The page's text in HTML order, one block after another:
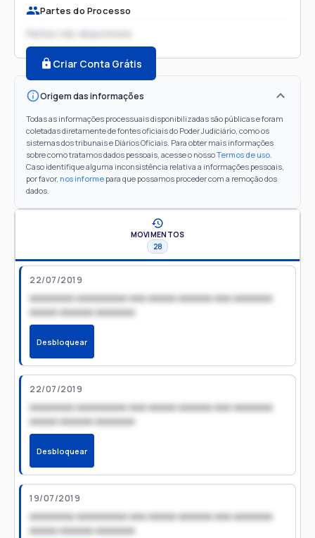
Partes do Processo
Partes não disponíveis
Criar Conta Grátis
Origem das informações
Todas as informações processuais disponibilizadas são públicas e foram
coletadas diretamente de fontes oficiais do Poder Judiciário, como os
sistemas dos tribunais e Diários Oficiais. Para obter mais informações
sobre como tratamos dados pessoais, acesse o nossoTermos de uso.
Caso identifique alguma inconsistência relativa a informações pessoais,
por favor, nos informe para que possamos proceder com a remoção dos
dados.
MOVIMENTOS
28
22/07/2019
xxxxxxxx xxxxxxxxx xxx xxxxx xxxxxx xxx xxxxxxx
xxxxx xxxxxx xxxxxxx
Desbloquear
22/07/2019
xxxxxxxx xxxxxxxxx xxx xxxxx xxxxxx xxx xxxxxxx
xxxxx xxxxxx xxxxxxx
Desbloquear
19/07/2019
xxxxxxxx xxxxxxxxx xxx xxxxx xxxxxx xxx xxxxxxx
xxxxx xxxxxx xxxxxxx